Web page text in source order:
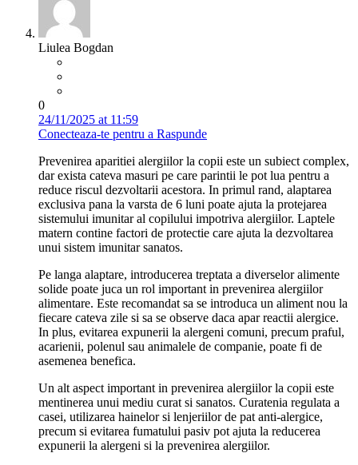
Liulea Bogdan
0
24/11/2025 at 11:59
Conecteaza-te pentru a Raspunde
Prevenirea aparitiei alergiilor la copii este un subiect complex,
dar exista cateva masuri pe care parintii le pot lua pentru a
reduce riscul dezvoltarii acestora. In primul rand, alaptarea
exclusiva pana la varsta de 6 luni poate ajuta la protejarea
sistemului imunitar al copilului impotriva alergiilor. Laptele
matern contine factori de protectie care ajuta la dezvoltarea
unui sistem imunitar sanatos.
Pe langa alaptare, introducerea treptata a diverselor alimente
solide poate juca un rol important in prevenirea alergiilor
alimentare. Este recomandat sa se introduca un aliment nou la
fiecare cateva zile si sa se observe daca apar reactii alergice.
In plus, evitarea expunerii la alergeni comuni, precum praful,
acarienii, polenul sau animalele de companie, poate fi de
asemenea benefica.
Un alt aspect important in prevenirea alergiilor la copii este
mentinerea unui mediu curat si sanatos. Curatenia regulata a
casei, utilizarea hainelor si lenjeriilor de pat anti-alergice,
precum si evitarea fumatului pasiv pot ajuta la reducerea
expunerii la alergeni si la prevenirea alergiilor.